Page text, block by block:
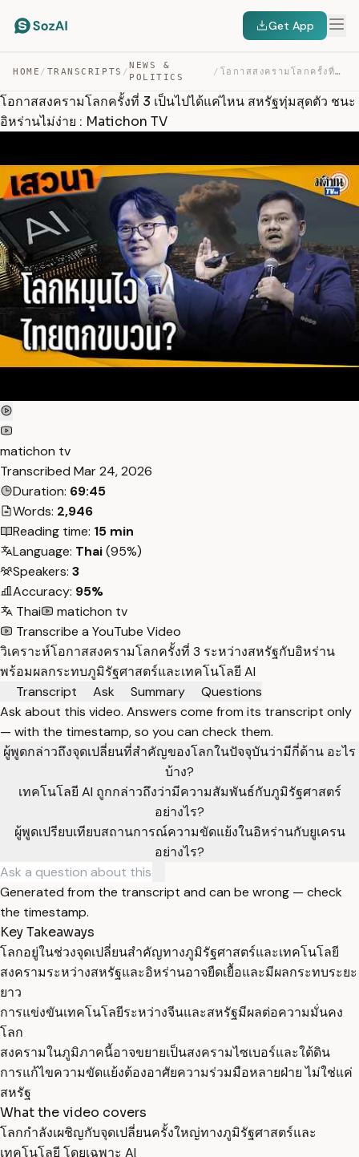
Get App
HOME / TRANSCRIPTS /
NEWS &
POLITICS
/ โอกาสสงครามโลกครั้งที่ 3 เป็นไปได้แค่ไหน สหรัฐทุ่มสุดตั… — TRANSCRIPT
โอกาสสงครามโลกครั้งที่ 3 เป็นไปได้แค่ไหน สหรัฐทุ่มสุดตัว ชนะ
อิหร่านไม่ง่าย : Matichon TV
matichon tv
Transcribed Mar 24, 2026
Duration: 69:45
Words: 2,946
Reading time: 15 min
Language: Thai(95%)
Speakers: 3
Accuracy: 95%
Thai
matichon tv
Transcribe a YouTube Video
วิเคราะห์โอกาสสงครามโลกครั้งที่ 3 ระหว่างสหรัฐกับอิหร่าน
พร้อมผลกระทบภูมิรัฐศาสตร์และเทคโนโลยี AI
Transcript
Ask Summary
Questions
Ask about this video. Answers come from its transcript only
— with the timestamp, so you can check them.
ผู้พูดกล่าวถึงจุดเปลี่ยนที่สำคัญของโลกในปัจจุบันว่ามีกี่ด้าน อะไร
บ้าง?
เทคโนโลยี AI ถูกกล่าวถึงว่ามีความสัมพันธ์กับภูมิรัฐศาสตร์
อย่างไร?
ผู้พูดเปรียบเทียบสถานการณ์ความขัดแย้งในอิหร่านกับยูเครน
อย่างไร?
Generated from the transcript and can be wrong — check
the timestamp.
Key Takeaways
โลกอยู่ในช่วงจุดเปลี่ยนสำคัญทางภูมิรัฐศาสตร์และเทคโนโลยี
สงครามระหว่างสหรัฐและอิหร่านอาจยืดเยื้อและมีผลกระทบระยะ
ยาว
การแข่งขันเทคโนโลยีระหว่างจีนและสหรัฐมีผลต่อความมั่นคง
โลก
สงครามในภูมิภาคนี้อาจขยายเป็นสงครามไซเบอร์และใต้ดิน
การแก้ไขความขัดแย้งต้องอาศัยความร่วมมือหลายฝ่าย ไม่ใช่แค่
สหรัฐ
What the video covers
โลกกำลังเผชิญกับจุดเปลี่ยนครั้งใหญ่ทางภูมิรัฐศาสตร์และ
เทคโนโลยี โดยเฉพาะ AI